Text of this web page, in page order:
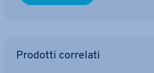
Prodotti correlati